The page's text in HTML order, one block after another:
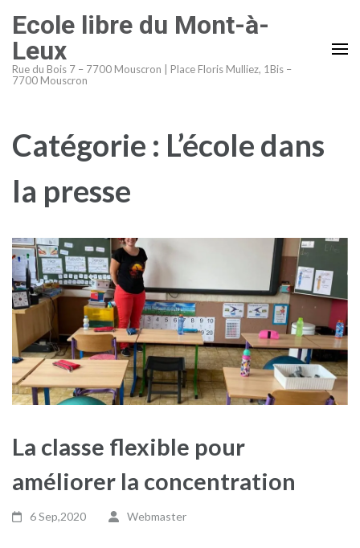
au
contenu
(Pressez
Ecole libre du Mont-à-
Leux
Rue du Bois 7 – 7700 Mouscron | Place Floris Mulliez, 1Bis –
7700 Mouscron
Catégorie : L’école dans
la presse
La classe flexible pour
améliorer la concentration
6 Sep,2020 Webmaster